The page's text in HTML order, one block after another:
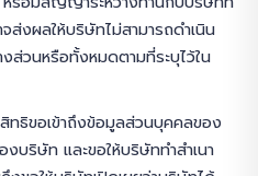
ส่งผลให้บริษัทไม่สามารถดำเนิน
ส่วนหรือทั้งหมดตามที่ระบุไว้ใน
ทธิขอเข้าถึงข้อมูลส่วนบุคคลของ
บริษัท และขอให้บริษัททำสำเนา